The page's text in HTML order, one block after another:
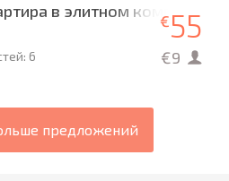
в элитном комплексе
6
€55
€9
предложений